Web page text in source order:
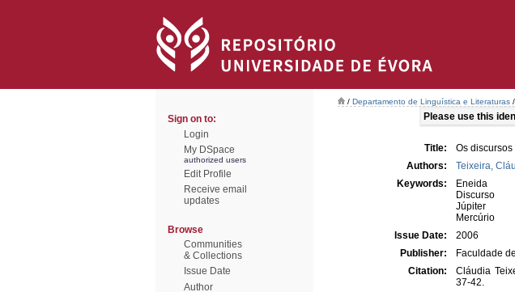
Sign on to:
Login
My DSpace
authorized users
Edit Profile
Receive email
updates
Browse
Communities
& Collections
Issue Date
Author
/ Departamento de Linguística e Literaturas /
Please use this
Title:
Os
Authors:
Teixeira,
Keywords:
Eneida
Discurso
Júpiter
Mercúrio
Issue Date:
2006
Publisher:
Faculdade
Citation:
Cláudia
37-42.